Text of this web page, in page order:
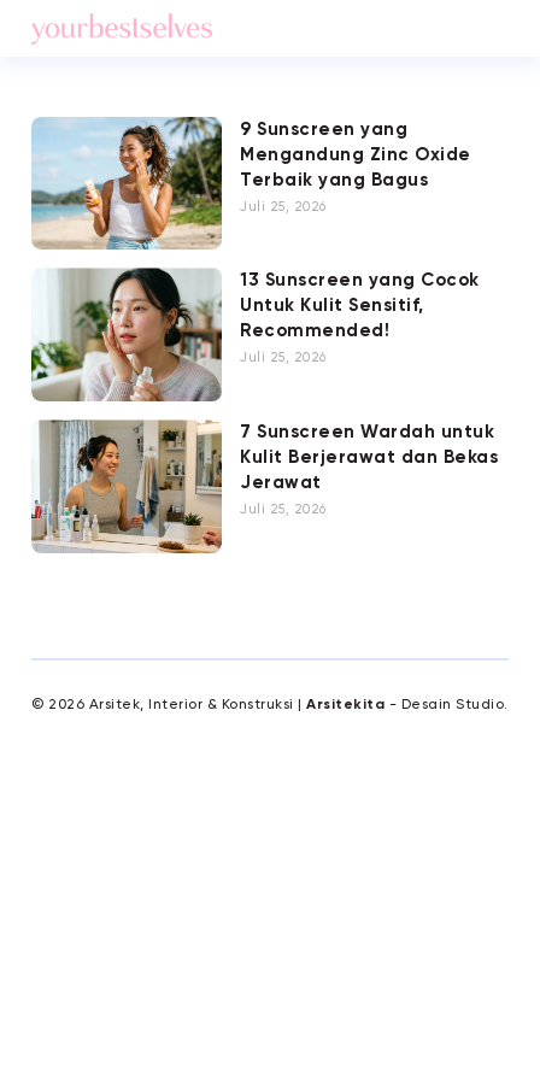
9 Sunscreen yang
Mengandung Zinc Oxide
Terbaik yang Bagus
Juli 25, 2026
13 Sunscreen yang Cocok
Untuk Kulit Sensitif,
Recommended!
Juli 25, 2026
7 Sunscreen Wardah untuk
Kulit Berjerawat dan Bekas
Jerawat
Juli 25, 2026
© 2026 Arsitek, Interior & Konstruksi |Arsitekita - Desain Studio.